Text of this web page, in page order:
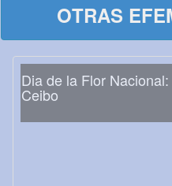
OTRAS
Dia de la Flor Nacional:
Ceibo